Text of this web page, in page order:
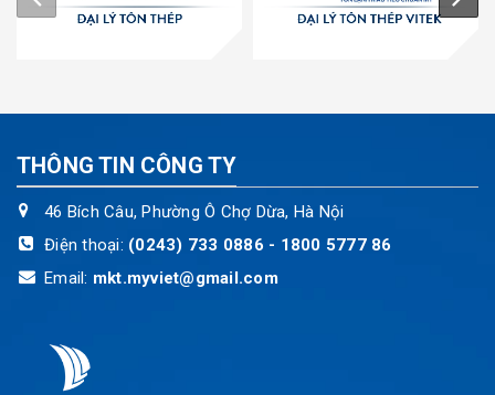
THÔNG TIN CÔNG TY
46 Bích Câu, Phường Ô Chợ Dừa, Hà Nội
Điện thoại: (0243) 733 0886 - 1800 5777 86
Email: mkt.myviet@gmail.com